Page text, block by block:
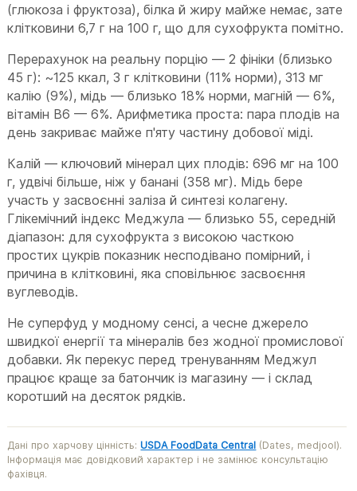
(глюкоза і фруктоза), білка й жиру майже немає, зате
клітковини 6,7 г на 100 г, що для сухофрукта помітно.
Перерахунок на реальну порцію — 2 фініки (близько
45 г): ~125 ккал, 3 г клітковини (11% норми), 313 мг
калію (9%), мідь — близько 18% норми, магній — 6%,
вітамін B6 — 6%. Арифметика проста: пара плодів на
день закриває майже п'яту частину добової міді.
Калій — ключовий мінерал цих плодів: 696 мг на 100
г, удвічі більше, ніж у банані (358 мг). Мідь бере
участь у засвоєнні заліза й синтезі колагену.
Глікемічний індекс Меджула — близько 55, середній
діапазон: для сухофрукта з високою часткою
простих цукрів показник несподівано помірний, і
причина в клітковині, яка сповільнює засвоєння
вуглеводів.
Не суперфуд у модному сенсі, а чесне джерело
швидкої енергії та мінералів без жодної промислової
добавки. Як перекус перед тренуванням Меджул
працює краще за батончик із магазину — і склад
коротший на десяток рядків.
Дані про харчову цінність:USDA FoodData Central (Dates, medjool).
Інформація має довідковий характер і не замінює консультацію
фахівця.